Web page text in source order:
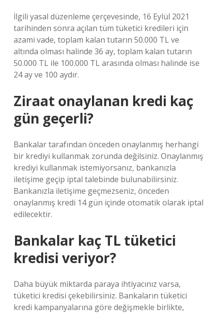
İlgili yasal düzenleme çerçevesinde, 16 Eylül 2021
tarihinden sonra açılan tüm tüketici kredileri için
azami vade, toplam kalan tutarın 50.000 TL ve
altında olması halinde 36 ay, toplam kalan tutarın
50.000 TL ile 100.000 TL arasında olması halinde ise
24 ay ve 100 aydır.
Ziraat onaylanan kredi kaç
gün geçerli?
Bankalar tarafından önceden onaylanmış herhangi
bir krediyi kullanmak zorunda değilsiniz. Onaylanmış
krediyi kullanmak istemiyorsanız, bankanızla
iletişime geçip iptal talebinde bulunabilirsiniz.
Bankanızla iletişime geçmezseniz, önceden
onaylanmış kredi 14 gün içinde otomatik olarak iptal
edilecektir.
Bankalar kaç TL tüketici
kredisi veriyor?
Daha büyük miktarda paraya ihtiyacınız varsa,
tüketici kredisi çekebilirsiniz. Bankaların tüketici
kredi kampanyalarına göre değişmekle birlikte,